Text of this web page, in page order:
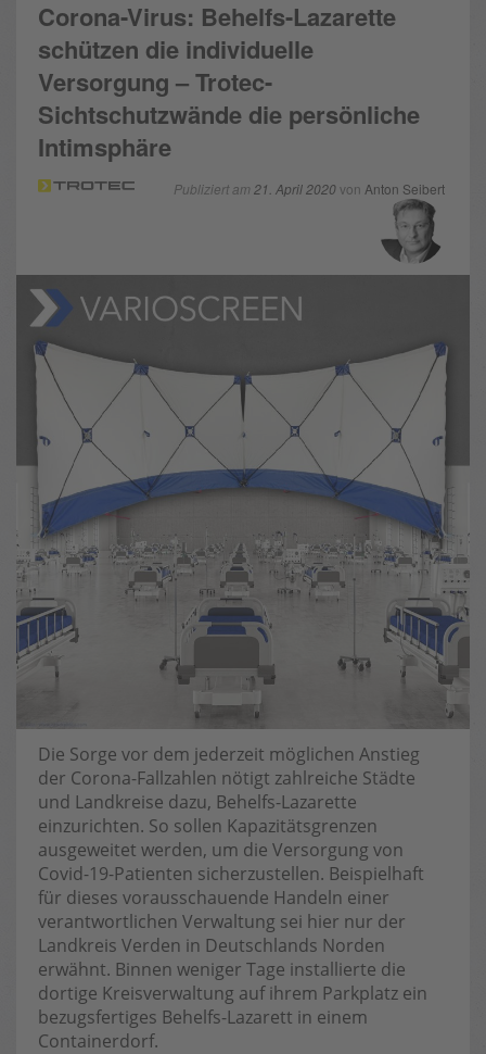
Corona-Virus: Behelfs-Lazarette
schützen die individuelle
Versorgung – Trotec-
Sichtschutzwände die persönliche
Intimsphäre
Publiziert am 21. April 2020von Anton Seibert
Die Sorge vor dem jederzeit möglichen Anstieg
der Corona-Fallzahlen nötigt zahlreiche Städte
und Landkreise dazu, Behelfs-Lazarette
einzurichten. So sollen Kapazitätsgrenzen
ausgeweitet werden, um die Versorgung von
Covid-19-Patienten sicherzustellen. Beispielhaft
für dieses vorausschauende Handeln einer
verantwortlichen Verwaltung sei hier nur der
Landkreis Verden in Deutschlands Norden
erwähnt. Binnen weniger Tage installierte die
dortige Kreisverwaltung auf ihrem Parkplatz ein
bezugsfertiges Behelfs-Lazarett in einem
Containerdorf.